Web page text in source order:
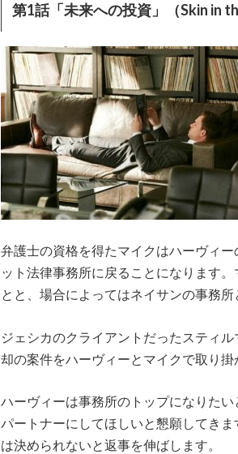
第1話「未来への投資」（Skin in
弁護士の資格を得たマイクはハーヴィ
ット法律事務所に戻ることになります
とと、場合によってはネイサンの事務
ジェシカのクライアントだったスティ
却の案件をハーヴィーとマイクで取り掛
ハーヴィーは事務所のトップになりた
パートナーにしてほしいと懇願してき
は決められないと返事を伸ばします。